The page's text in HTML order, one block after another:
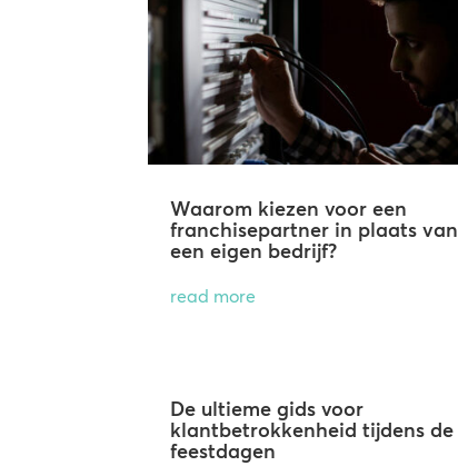
Waarom kiezen voor een
franchisepartner in plaats van
een eigen bedrijf?
read more
De ultieme gids voor
klantbetrokkenheid tijdens de
feestdagen